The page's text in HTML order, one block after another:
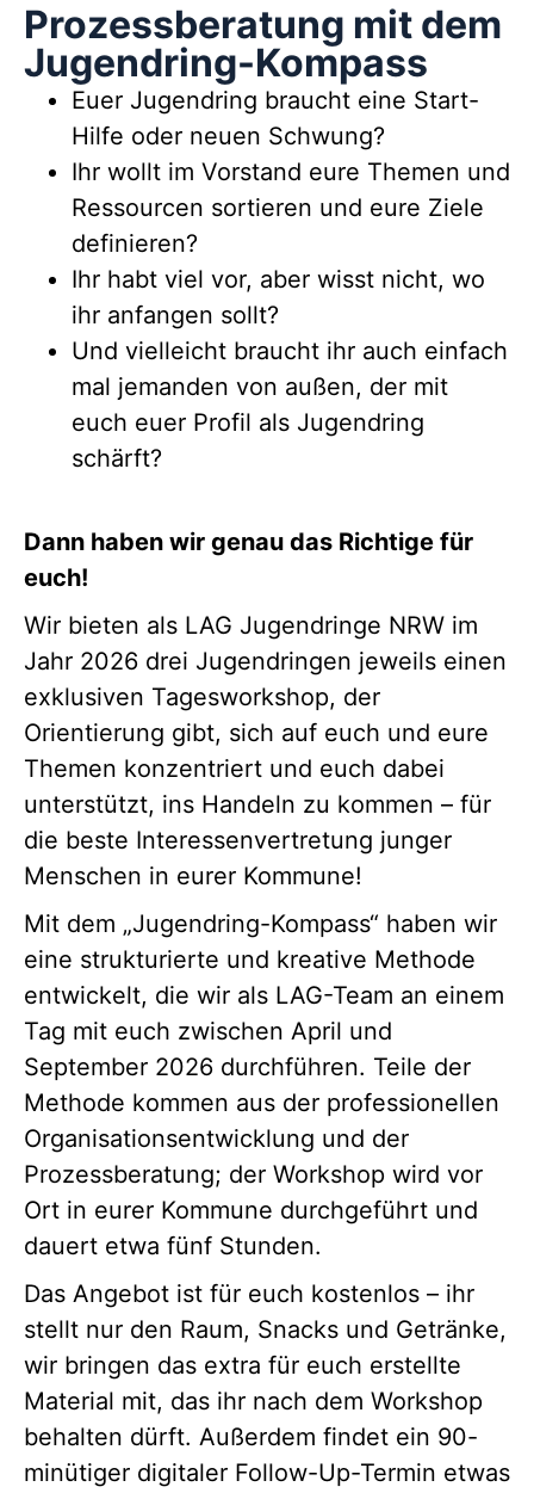
Prozessberatung mit dem
Jugendring-Kompass
Euer Jugendring braucht eine Start-
Hilfe oder neuen Schwung?
Ihr wollt im Vorstand eure Themen und
Ressourcen sortieren und eure Ziele
definieren?
Ihr habt viel vor, aber wisst nicht, wo
ihr anfangen sollt?
Und vielleicht braucht ihr auch einfach
mal jemanden von außen, der mit
euch euer Profil als Jugendring
schärft?
Dann haben wir genau das Richtige für
euch!
Wir bieten als LAG Jugendringe NRW im
Jahr 2026 drei Jugendringen jeweils einen
exklusiven Tagesworkshop, der
Orientierung gibt, sich auf euch und eure
Themen konzentriert und euch dabei
unterstützt, ins Handeln zu kommen – für
die beste Interessenvertretung junger
Menschen in eurer Kommune!
Mit dem „Jugendring-Kompass“ haben wir
eine strukturierte und kreative Methode
entwickelt, die wir als LAG-Team an einem
Tag mit euch zwischen April und
September 2026 durchführen. Teile der
Methode kommen aus der professionellen
Organisationsentwicklung und der
Prozessberatung; der Workshop wird vor
Ort in eurer Kommune durchgeführt und
dauert etwa fünf Stunden.
Das Angebot ist für euch kostenlos – ihr
stellt nur den Raum, Snacks und Getränke,
wir bringen das extra für euch erstellte
Material mit, das ihr nach dem Workshop
behalten dürft. Außerdem findet ein 90-
minütiger digitaler Follow-Up-Termin etwas